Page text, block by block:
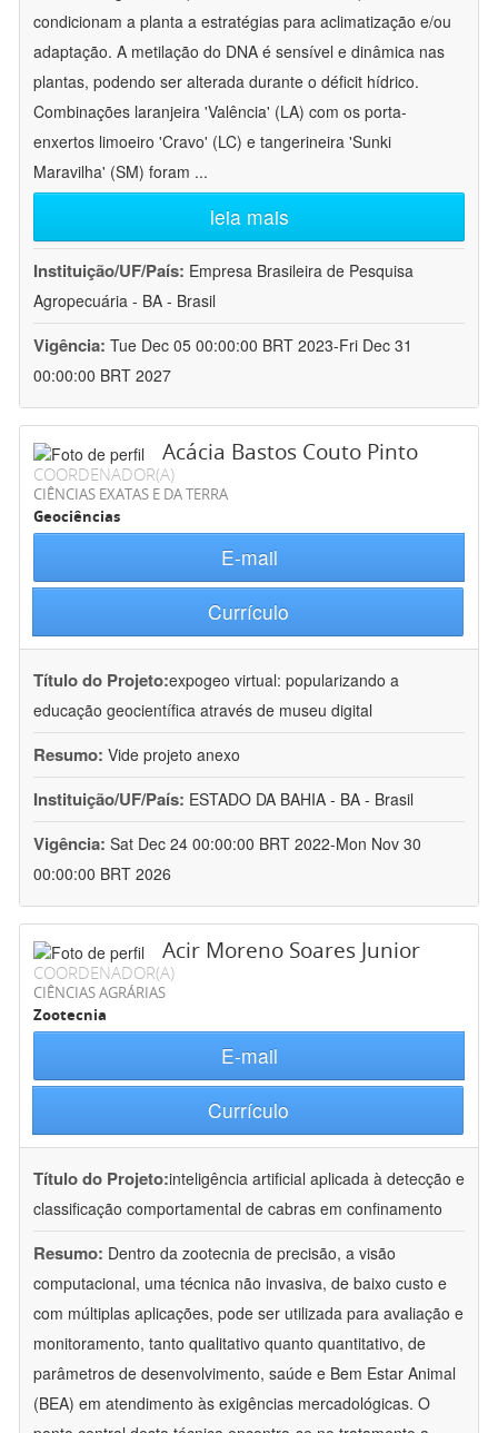
condicionam a planta a estratégias para aclimatização e/ou
adaptação. A metilação do DNA é sensível e dinâmica nas
plantas, podendo ser alterada durante o déficit hídrico.
Combinações laranjeira 'Valência' (LA) com os porta-
enxertos limoeiro 'Cravo' (LC) e tangerineira 'Sunki
Maravilha' (SM) foram ...
leia mais
Instituição/UF/País: Empresa Brasileira de Pesquisa
Agropecuária - BA - Brasil
Vigência: Tue Dec 05 00:00:00 BRT 2023-Fri Dec 31
00:00:00 BRT 2027
Acácia Bastos Couto Pinto
COORDENADOR(A)
CIÊNCIAS EXATAS E DA TERRA
Geociências
E-mail
Currículo
Título do Projeto:expogeo virtual: popularizando a
educação geocientífica através de museu digital
Resumo: Vide projeto anexo
Instituição/UF/País: ESTADO DA BAHIA - BA - Brasil
Vigência: Sat Dec 24 00:00:00 BRT 2022-Mon Nov 30
00:00:00 BRT 2026
Acir Moreno Soares Junior
COORDENADOR(A)
CIÊNCIAS AGRÁRIAS
Zootecnia
E-mail
Currículo
Título do Projeto:inteligência artificial aplicada à detecção e
classificação comportamental de cabras em confinamento
Resumo: Dentro da zootecnia de precisão, a visão
computacional, uma técnica não invasiva, de baixo custo e
com múltiplas aplicações, pode ser utilizada para avaliação e
monitoramento, tanto qualitativo quanto quantitativo, de
parâmetros de desenvolvimento, saúde e Bem Estar Animal
(BEA) em atendimento às exigências mercadológicas. O